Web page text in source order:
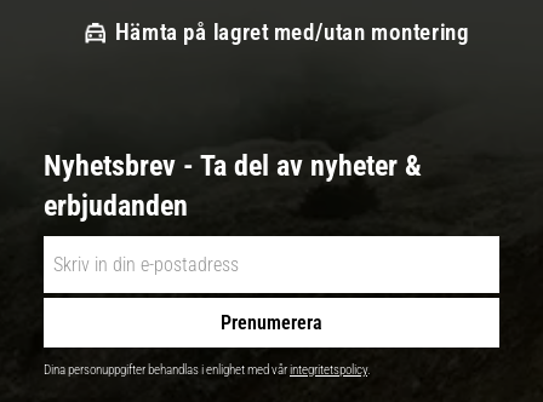
Hämta på lagret med/utan montering
Nyhetsbrev - Ta del av nyheter &
erbjudanden
Prenumerera
Dina personuppgifter behandlas i enlighet med vårintegritetspolicy.